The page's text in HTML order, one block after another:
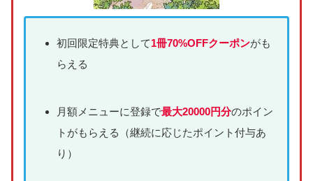
初回限定特典として1冊70%OFFクーポンがも
らえる
月額メニューに登録で最大20000円分のポイン
トがもらえる（継続に応じたポイント付与あ
り）